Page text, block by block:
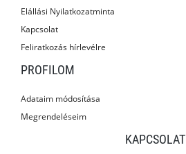
Elállási Nyilatkozatminta
Kapcsolat
Feliratkozás hírlevélre
PROFILOM
Adataim módosítása
Megrendeléseim
KAPCSOLAT